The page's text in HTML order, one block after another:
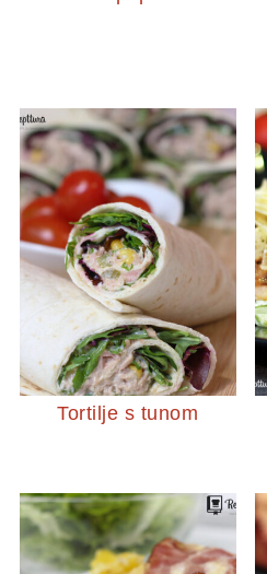
Tortilje s tunom